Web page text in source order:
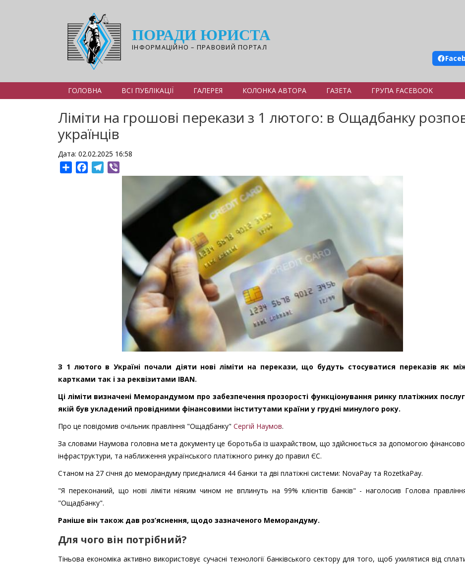
ПОРАДИ ЮРИСТА
ІНФОРМАЦІЙНО – ПРАВОВИЙ ПОРТАЛ
ГОЛОВНА ВСІ ПУБЛІКАЦІЇ ГАЛЕРЕЯ КОЛОНКА АВТОРА ГАЗЕТА ГРУПА FACEBOOK
Ліміти на грошові перекази з 1 лютого: в Ощадбанку
українців
Дата: 02.02.2025 16:58
ShareFacebookTelegram
З 1 лютого в Україні почали діяти нові ліміти на перекази, що будуть стосуватися переказів як
картками так і за реквізитами IBAN.
Ці ліміти визначені Меморандумом про забезпечення прозорості функціонування ринку платіжних
якій був укладений провідними фінансовими інститутами країни у грудні минулого року.
Про це повідомив очільник правління "Ощадбанку" Сергій Наумов.
За словами Наумова головна мета документу це боротьба із шахрайством, що здійснюється за допомогою
інфраструктури, та наближення українського платіжного ринку до правил ЄС.
Станом на 27 січня до меморандуму приєдналися 44 банки та дві платіжні системи: NovaPay та RozetkaPay.
"Я переконаний, що нові ліміти ніяким чином не вплинуть на 99% клієнтів банків" - наголосив Голова
"Ощадбанку".
Раніше він також дав роз’яснення, щодо зазначеного Меморандуму.
Для чого він потрібний?
Тіньова економіка активно використовує сучасні технології банківського сектору для того, щоб ухилятися від